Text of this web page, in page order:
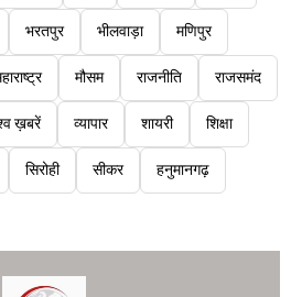
भरतपुर भीलवाड़ा मणिपुर
मौसम राजनीति राजसमंद
ख़बरें व्यापार शायरी शिक्षा
सिरोही सीकर हनुमानगढ़